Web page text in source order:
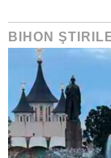
BIHON